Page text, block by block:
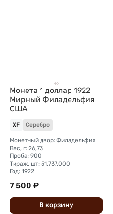
Монета 1 доллар 1922
Мирный Филадельфия
США
XF Серебро
Монетный двор: Филадельфия
Вес, г: 26,73
Проба: 900
Тираж, шт: 51.737.000
Год: 1922
7 500 ₽
В корзину